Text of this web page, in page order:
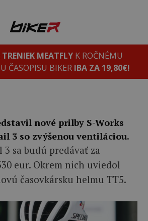
MEATFLYK ROČNÉMU
ČASOPISU BIKER IBA ZA 19,80€!
nové prilby S-Works
3 so zvýšenou ventiláciou.
3 sa budú predávať za
eur. Okrem nich uviedol
časovkársku helmu TT5.